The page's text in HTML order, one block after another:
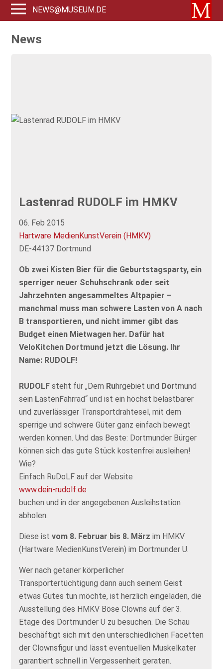
NEWS@MUSEUM.DE
News
Lastenrad RUDOLF im HMKV
06. Feb 2015
Hartware MedienKunstVerein (HMKV)
DE-44137 Dortmund
Ob zwei Kisten Bier für die Geburtstagsparty, ein
sperriger neuer Schuhschrank oder seit
Jahrzehnten angesammeltes Altpapier –
manchmal muss man schwere Lasten von A nach
B transportieren, und nicht immer gibt das
Budget einen Mietwagen her. Dafür hat
VeloKitchen Dortmund jetzt die Lösung. Ihr
Name: RUDOLF!
RUDOLF steht für „Dem Ruhrgebiet und Dortmund
sein LastenFahrrad“ und ist ein höchst belastbarer
und zuverlässiger Transportdrahtesel, mit dem
sperrige und schwere Güter ganz einfach bewegt
werden können. Und das Beste: Dortmunder Bürger
können sich das gute Stück kostenfrei ausleihen!
Wie?
Einfach RuDoLF auf der Website
www.dein-rudolf.de
buchen und in der angegebenen Ausleihstation
abholen.
Diese istvom 8. Februar bis 8. März im HMKV
(Hartware MedienKunstVerein) im Dortmunder U.
Wer nach getaner körperlicher
Transportertüchtigung dann auch seinem Geist
etwas Gutes tun möchte, ist herzlich eingeladen, die
Ausstellung des HMKV Böse Clowns auf der 3.
Etage des Dortmunder U zu besuchen. Die Schau
beschäftigt sich mit den unterschiedlichen Facetten
der Clownsfigur und lässt eventuellen Muskelkater
garantiert schnell in Vergessenheit geraten.